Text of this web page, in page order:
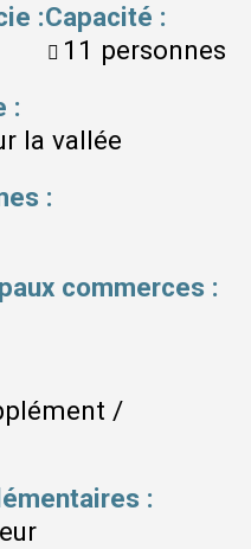
:Capacité :
11 personnes
:
la vallée
:
commerces :
/
: